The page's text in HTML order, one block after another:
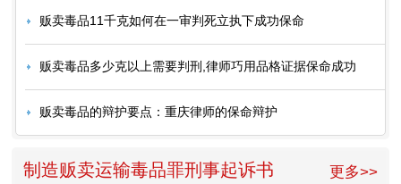
贩卖毒品11千克如何在一审判死立执下成功保命
贩卖毒品多少克以上需要判刑,律师巧用品格证据保命成功
贩卖毒品的辩护要点：重庆律师的保命辩护
更多>>
制造贩卖运输毒品罪刑事起诉书